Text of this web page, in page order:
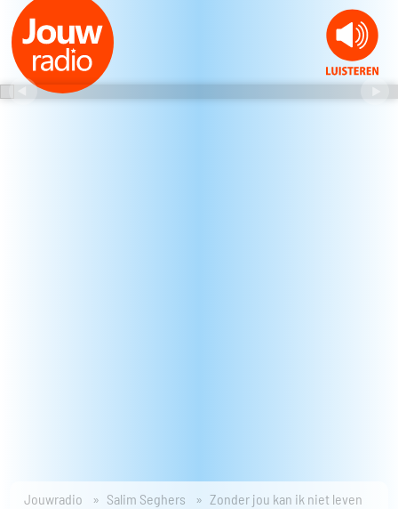
Jouwradio Salim Seghers Zonder jou kan ik niet leven